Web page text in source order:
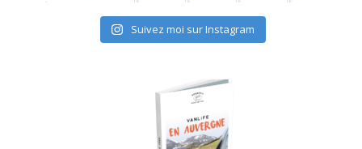
Suivez moi sur Instagram